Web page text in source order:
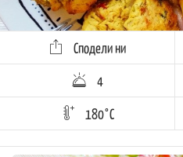
Сподели ни
4
180°C